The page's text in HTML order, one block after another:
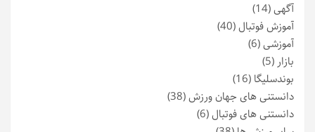
آگهی(14)
آموزش فوتبال(40)
آموزشی(6)
بازار (5)
بوندسلیگا (16)
دانستنی های جهان ورزش(38)
دانستنی های فوتبال(6)